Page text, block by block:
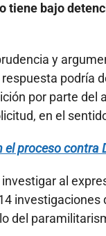
tiene bajo
y
podría
por parte del
en el
proceso contra
al
del